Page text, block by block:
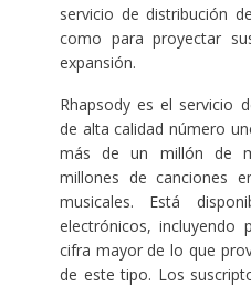
servicio de distribución
como para proyectar
expansión.
Rhapsody es el servicio
de alta calidad número
más de un millón de
millones de canciones
musicales. Está
electrónicos, incluyendo
cifra mayor de lo que
de este tipo. Los